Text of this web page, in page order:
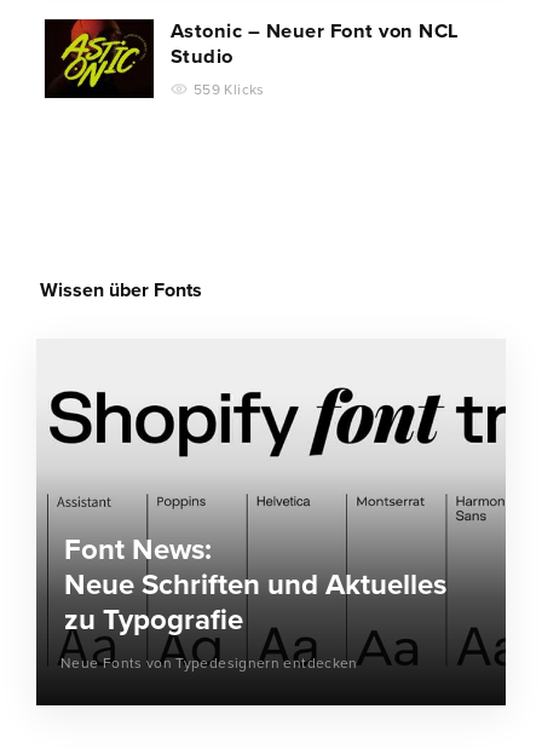
Astonic – Neuer Font von NCL
Studio
559 Klicks
Wissen über Fonts
Font News:
Neue Schriften und Aktuelles
zu Typografie
Neue Fonts von Typedesignern entdecken